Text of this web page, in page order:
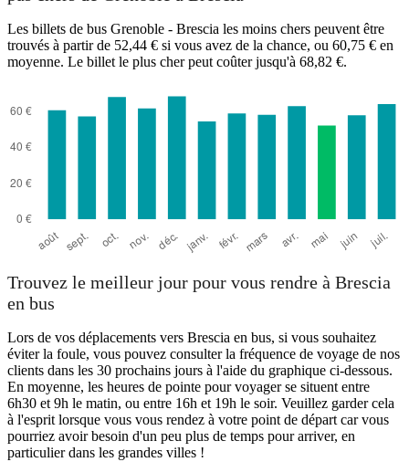
Les billets de bus Grenoble - Brescia les moins chers peuvent être
trouvés à partir de 52,44 € si vous avez de la chance, ou 60,75 € en
moyenne. Le billet le plus cher peut coûter jusqu'à 68,82 €.
Trouvez le meilleur jour pour vous rendre à Brescia
en bus
Lors de vos déplacements vers Brescia en bus, si vous souhaitez
éviter la foule, vous pouvez consulter la fréquence de voyage de nos
clients dans les 30 prochains jours à l'aide du graphique ci-dessous.
En moyenne, les heures de pointe pour voyager se situent entre
6h30 et 9h le matin, ou entre 16h et 19h le soir. Veuillez garder cela
à l'esprit lorsque vous vous rendez à votre point de départ car vous
pourriez avoir besoin d'un peu plus de temps pour arriver, en
particulier dans les grandes villes !